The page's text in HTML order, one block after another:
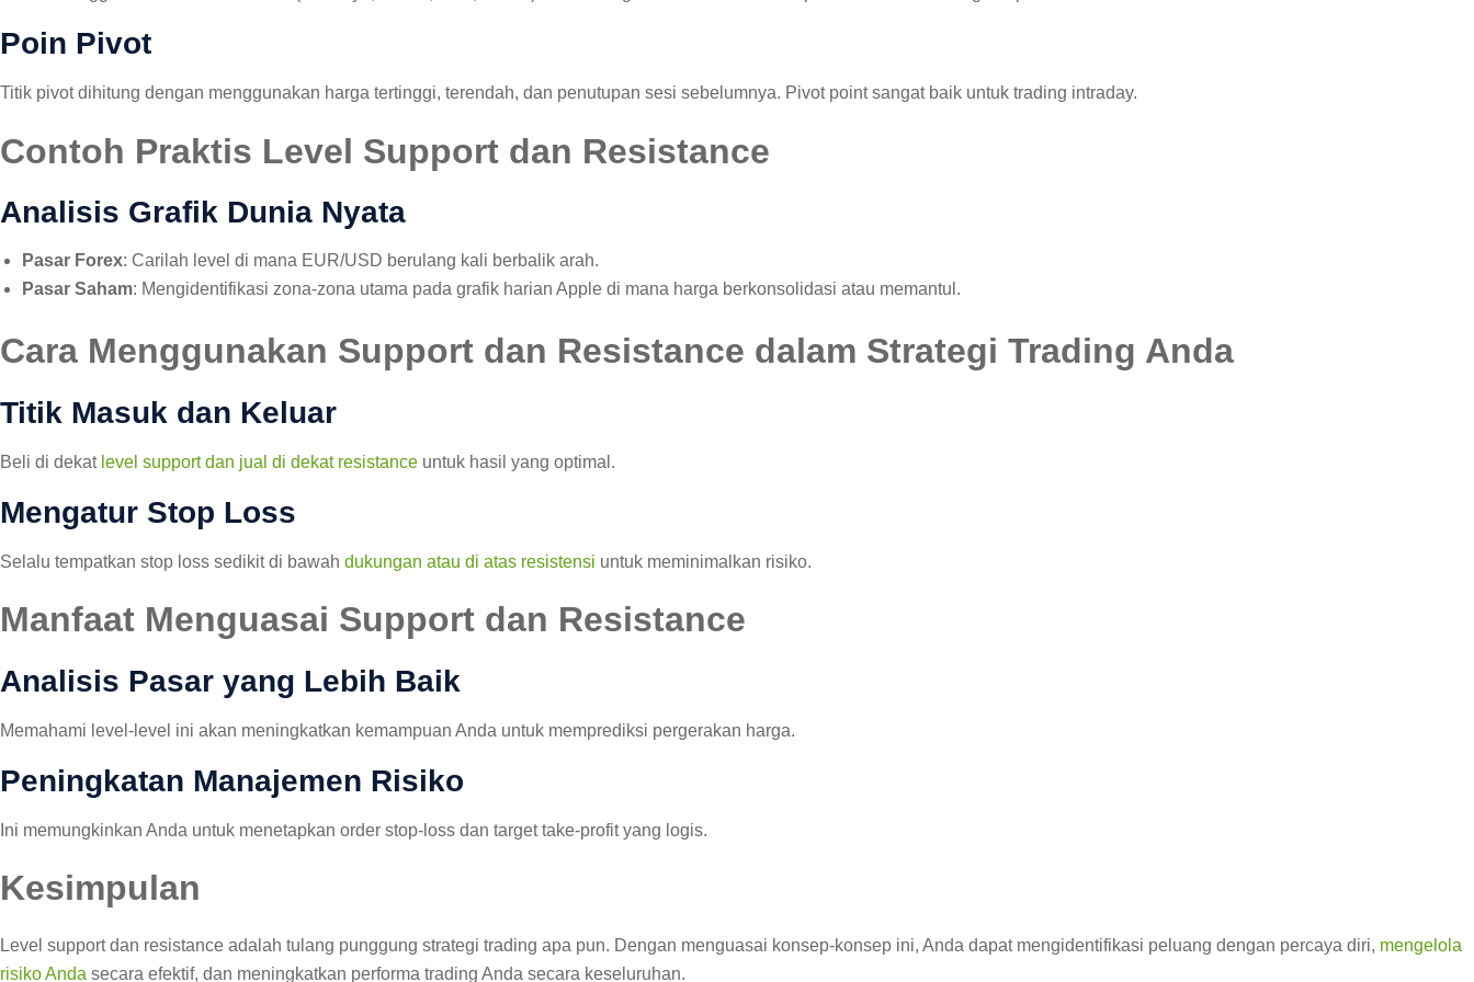
Poin Pivot
Titik pivot dihitung dengan menggunakan harga tertinggi, terendah, dan penutupan sesi sebelumnya. Pivot point sangat baik untuk trading intraday.
Contoh Praktis Level Support dan Resistance
Analisis Grafik Dunia Nyata
Pasar Forex: Carilah level di mana EUR/USD berulang kali berbalik arah.
Pasar Saham: Mengidentifikasi zona-zona utama pada grafik harian Apple di mana harga berkonsolidasi atau memantul.
Cara Menggunakan Support dan Resistance dalam Strategi Trading Anda
Titik Masuk dan Keluar
Beli di dekat level support dan jual di dekat resistance untuk hasil yang optimal.
Mengatur Stop Loss
Selalu tempatkan stop loss sedikit di bawah dukungan atau di atas resistensi untuk meminimalkan risiko.
Manfaat Menguasai Support dan Resistance
Analisis Pasar yang Lebih Baik
Memahami level-level ini akan meningkatkan kemampuan Anda untuk memprediksi pergerakan harga.
Peningkatan Manajemen Risiko
Ini memungkinkan Anda untuk menetapkan order stop-loss dan target take-profit yang logis.
Kesimpulan
Level support dan resistance adalah tulang punggung strategi trading apa pun. Dengan menguasai konsep-konsep ini, Anda dapat mengidentifikasi peluang dengan percaya diri, mengelola
risiko Anda secara efektif, dan meningkatkan performa trading Anda secara keseluruhan.